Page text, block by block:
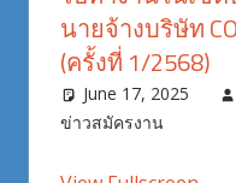
มหาวิทยาลัย
สวนดุสิต
นายจ้างบริษัท
(ครั้งที่ 1/2568)
June 17, 2025
ข่าวสมัครงาน